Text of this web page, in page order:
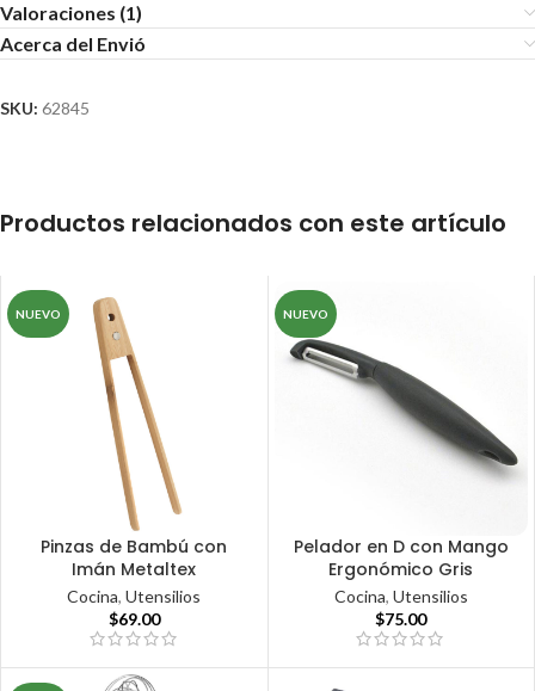
Valoraciones (1)
Acerca del Envió
SKU: 62845
Productos relacionados con este artículo
NUEVO
Pinzas de Bambú con
Imán Metaltex
Cocina,Utensilios
$69.00
NUEVO
Pelador en D con Mango
Ergonómico Gris
Cocina, Utensilios
$75.00